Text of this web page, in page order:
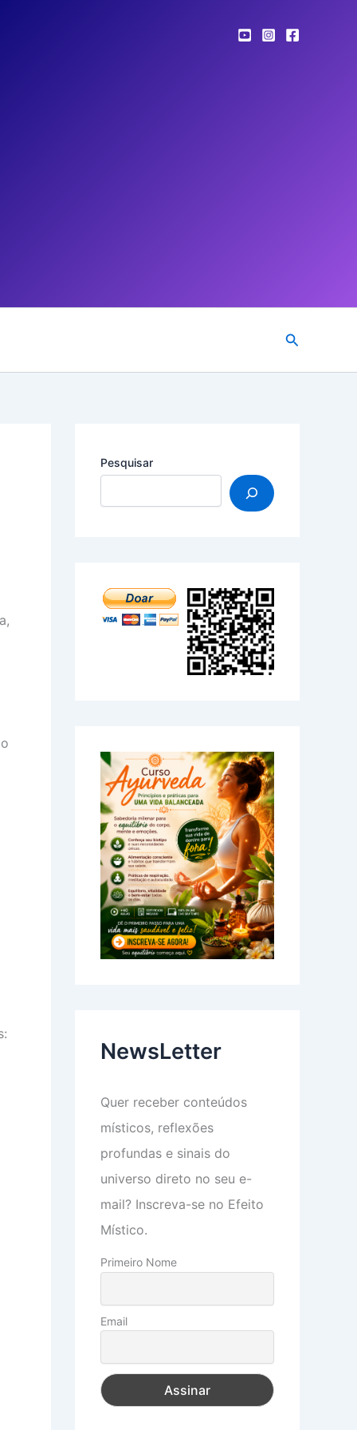
Pesquisar
Pesquisar
NewsLetter
Quer receber conteúdos
místicos, reflexões
profundas e sinais do
universo direto no seu e-
mail? Inscreva-se no Efeito
Místico.
Primeiro Nome
Email